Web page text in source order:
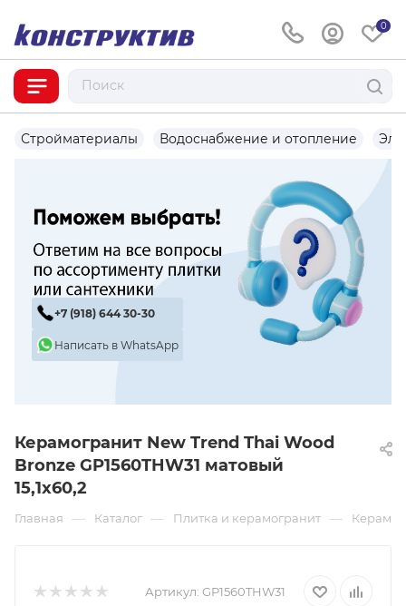
0
Стройматериалы Водоснабжение и отопление
+7 (918) 644 30-30
Написать в WhatsApp
Керамогранит New Trend Thai Wood
Bronze GP1560THW31 матовый
15,1х60,2
Главная — Каталог — Плитка и керамогранит —
Артикул: GP1560THW31